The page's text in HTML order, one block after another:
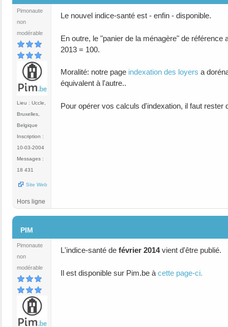
Pimonaute
non
modérable
Lieu : Uccle,
Bruxelles,
Belgique
Inscription :
10-03-2004
Messages :
18 431
Site Web
Le nouvel indice-santé est - enfin - disponible.
En outre, le "panier de la ménagère" de
2013 = 100.
Moralité: notre page indexation des loyers a
équivalent à l'autre..
Pour opérer vos calculs d'indexation, il faut rester
Hors ligne
PIM
Pimonaute
non
modérable
L'indice-santé de février 2014vient d'être publié.
Il est disponible sur Pim.be à cette page-ci.